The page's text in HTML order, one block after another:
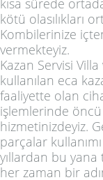
kısa sürede
kötü olasılıkları
Kombilerinize
vermekteyiz.
Kazan Servisi
kullanılan eca
faaliyette olan
işlemlerinde
hizmetinizdeyiz.
parçalar
yıllardan bu yana
her zaman bir